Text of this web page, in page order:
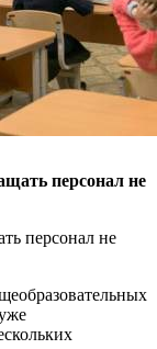
персонал не
персонал не